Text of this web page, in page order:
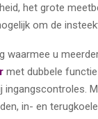
het grote
om de
waarmee u
met dubbele
ingangscontroles.
in- en